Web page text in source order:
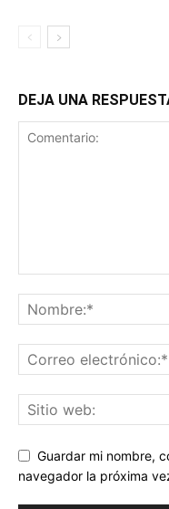
DEJA UNA
Guardar mi nombre,
navegador la próxima